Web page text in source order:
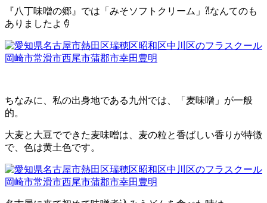
『八丁味噌の郷』では「みそソフトクリーム」⁈なんてのも
ありましたよ 🍦
ちなみに、私の出身地である九州では、「麦味噌」が一般
的。
大麦と大豆でできた麦味噌は、麦の粒と香ばしい香りが特徴
で、色は黄土色です。